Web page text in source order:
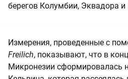
берегов Колумбии, Эквадора и
Измерения, проведенные с
Freilich, показывают, что в
Микронезии сформировалась